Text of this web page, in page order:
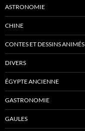
ASTRONOMIE
CHINE
CONTES ET DESSINS ANIMÉS
DIVERS
ÉGYPTE ANCIENNE
GASTRONOMIE
GAULES